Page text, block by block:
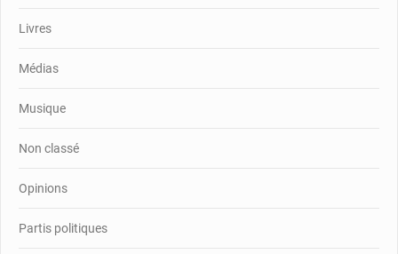
Livres
Médias
Musique
Non classé
Opinions
Partis politiques